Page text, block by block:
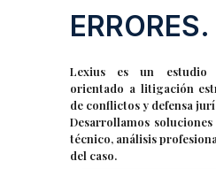
ERRORES.
Lexius es un
orientado a litigación
de conflictos y defensa
Desarrollamos
técnico, análisis
del caso.